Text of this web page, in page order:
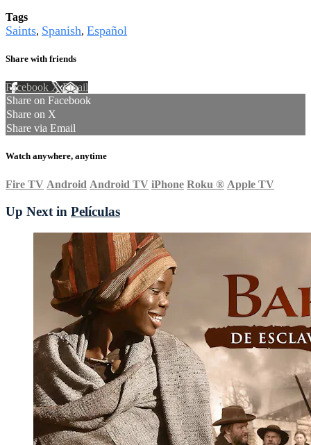
Tags
Saints, Spanish, Español
Share with friends
Facebook XEmail
Share on Facebook
Share on X
Share via Email
Watch anywhere, anytime
Fire TV Android Android TV iPhone Roku ® Apple TV
Up Next in Películas